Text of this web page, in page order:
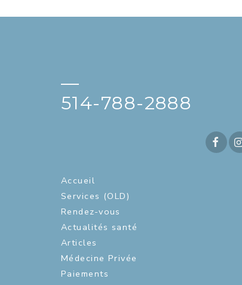
—
514-788-2888
Accueil
Services (OLD)
Rendez-vous
Actualités santé
Articles
Médecine Privée
Paiements